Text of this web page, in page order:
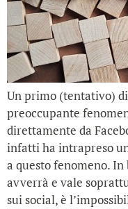
Un primo (tentativo)
preoccupante
direttamente da
infatti ha intrapreso
a questo fenomeno. In
avverrà e vale
sui social, è